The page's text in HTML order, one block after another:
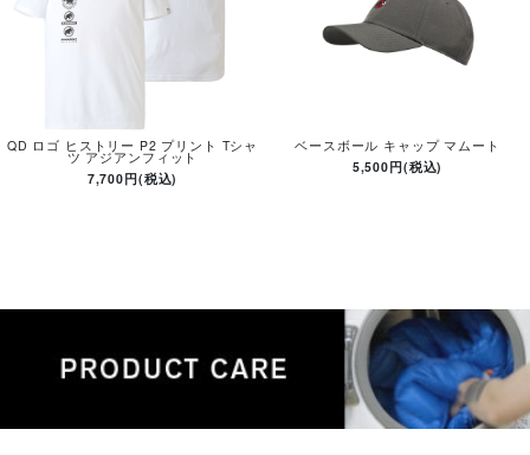
QD ロゴ ヒストリー P2 プリント Tシャ
ツ アジアンフィット
7,700円(税込)
ベースボール キャップ マムート
5,500円(税込)